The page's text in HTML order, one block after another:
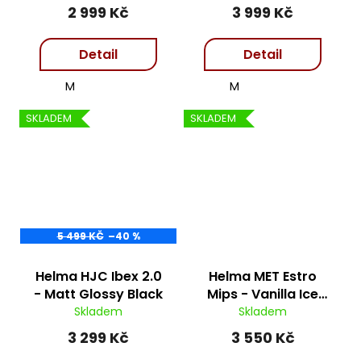
2 999 Kč
Detail
M
3 999 Kč
Detail
M
SKLADEM
5 499 KČ –40 %
Helma HJC Ibex 2.0
- Matt Glossy Black
Skladem
3 299 Kč
SKLADEM
Helma MET Estro
Mips - Vanilla Ice
Lime
Skladem
3 550 Kč